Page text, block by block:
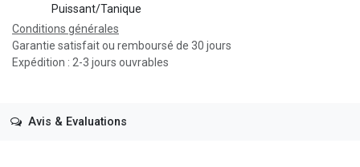
Puissant/Tanique
Conditions générales
Garantie satisfait ou remboursé de 30 jours
Expédition : 2-3 jours ouvrables
Avis & Evaluations